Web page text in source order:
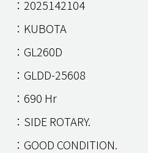
：2025142104
：KUBOTA
：GL260D
：GLDD-25608
：690 Hr
：SIDE ROTARY.
：GOOD CONDITION.